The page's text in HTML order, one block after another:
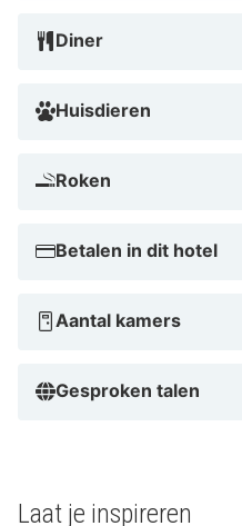
Diner
Huisdieren
Roken
Betalen in dit hotel
Aantal kamers
Gesproken talen
Laat je inspireren